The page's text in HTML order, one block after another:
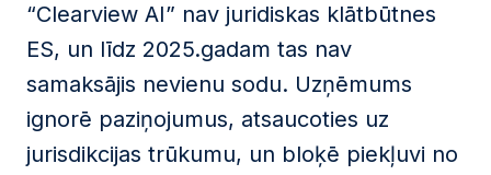
“Clearview AI” nav juridiskas klātbūtnes
ES, un līdz 2025.gadam tas nav
samaksājis nevienu sodu. Uzņēmums
ignorē paziņojumus, atsaucoties uz
jurisdikcijas trūkumu, un bloķē piekļuvi no